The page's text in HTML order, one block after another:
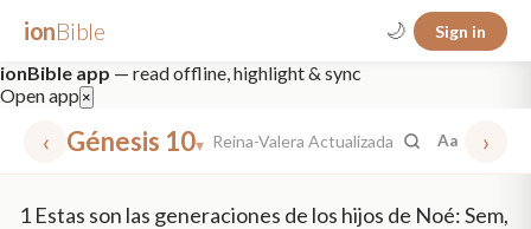
ionBible 🌙 Sign in
ionBible app — read offline, highlight & sync
Open app ×
‹ Génesis 10▾ Reina-Valera Actualizada Aa ›
✕
1 Estas son las generaciones de los hijos de Noé: Sem,